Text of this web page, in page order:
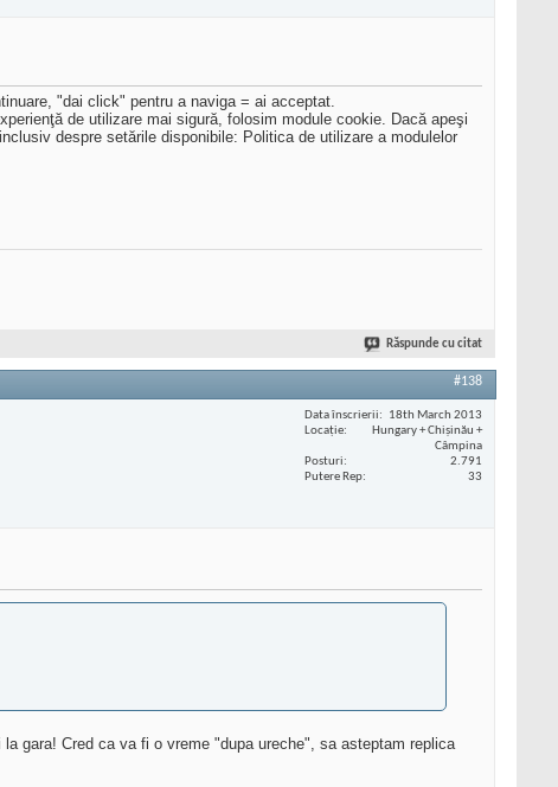
"dai click" pentru a naviga = ai acceptat.
de utilizare mai sigură, folosim module cookie. Dacă apeşi
despre setările disponibile: Politica de utilizare a modulelor
Răspunde cu citat
#138
Data înscrierii
18th March 2013
Locaţie
Hungary + Chișinău +
Câmpina
Posturi
2.791
Putere Rep
33
gara! Cred ca va fi o vreme "dupa ureche", sa asteptam replica